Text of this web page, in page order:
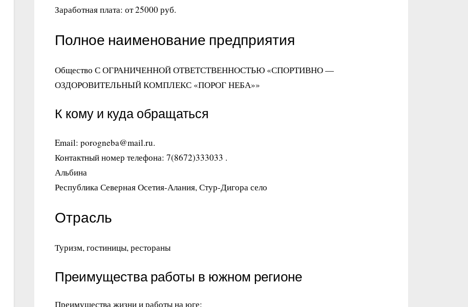
Заработная плата: от 25000 руб.
Полное наименование предприятия
Общество С ОГРАНИЧЕННОЙ ОТВЕТСТВЕННОСТЬЮ «СПОРТИВНО —
ОЗДОРОВИТЕЛЬНЫЙ КОМПЛЕКС «ПОРОГ НЕБА»»
К кому и куда обращаться
Email: porogneba@mail.ru.
Контактный номер телефона: 7(8672)333033 .
Альбина
Республика Северная Осетия-Алания, Стур-Дигора село
Отрасль
Туризм, гостиницы, рестораны
Преимущества работы в южном регионе
Преимущества жизни и работы на юге: